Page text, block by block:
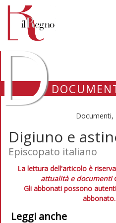
Documenti,
Digiuno e
Episcopato italiano
La lettura dell'articolo è
attualità e documenti
Gli abbonati possono
abbonato.
Leggi anche